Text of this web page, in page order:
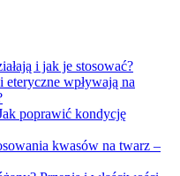
i jak je stosować?
wpływają na
poprawić kondycję
kwasów na twarz –